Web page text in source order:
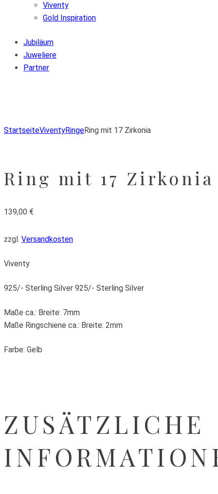
Viventy
Gold Inspiration
Jubiläum
Juweliere
Partner
StartseiteViventyRingeRing mit 17 Zirkonia
Ring mit 17 Zirkonia
139,00 €
zzgl. Versandkosten
Viventy
925/- Sterling Silver 925/- Sterling Silver
Maße ca.: Breite: 7mm
Maße Ringschiene ca.: Breite: 2mm
Farbe: Gelb
ZUSÄTZLICHE